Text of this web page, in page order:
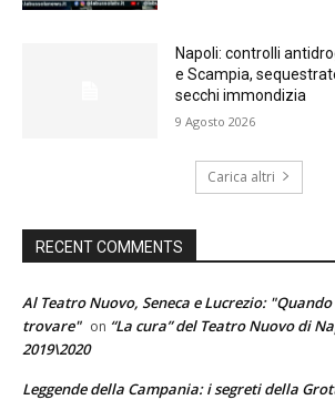
Napoli: controlli
e Scampia,
secchi immondizia
9 Agosto 2026
Carica altri
RECENT COMMENTS
Al Teatro Nuovo, Seneca e Lucrezio:
trovare" on “La cura” del Teatro Nuovo di
2019\2020
Leggende della Campania: i segreti della